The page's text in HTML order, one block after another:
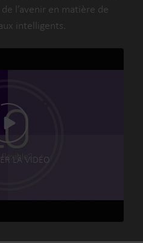
l’avenir en matière de
intelligents.
LA VIDÉO